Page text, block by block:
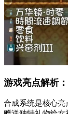
游戏亮点解析：
合成系统是核心